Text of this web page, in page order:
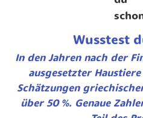
Wusstest
In den Jahren nach der
ausgesetzter
Schätzungen
über 50 %. Genaue